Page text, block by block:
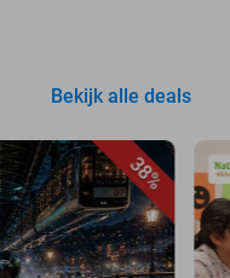
Bekijk alle deals
38%